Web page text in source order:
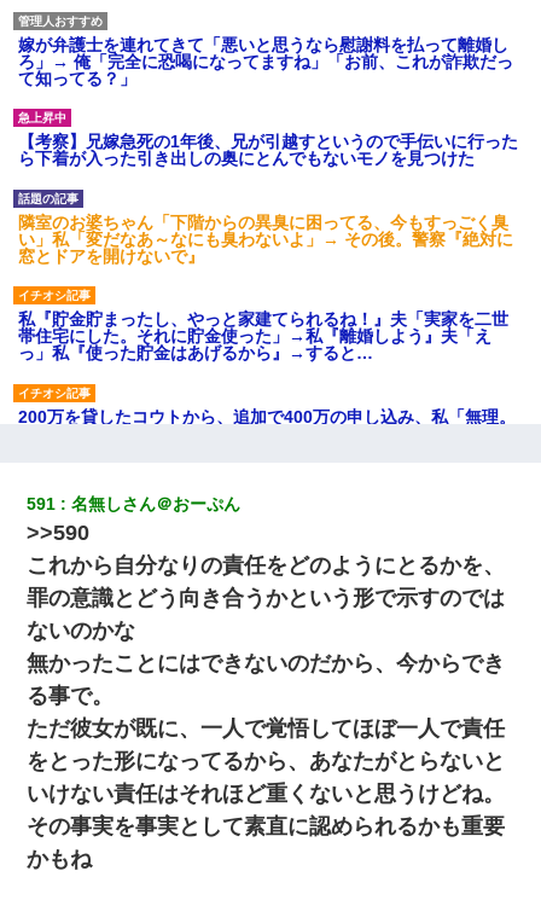
嫁が弁護士を連れてきて「悪いと思うなら慰謝料を払って離婚し
ろ」→ 俺「完全に恐喝になってますね」「お前、これが詐欺だっ
て知ってる？」
【考察】兄嫁急死の1年後、兄が引越すというので手伝いに行った
ら下着が入った引き出しの奥にとんでもないモノを見つけた
隣室のお婆ちゃん「下階からの異臭に困ってる、今もすっごく臭
い」私「変だなあ～なにも臭わないよ」→ その後。警察『絶対に
窓とドアを開けないで』
私『貯金貯まったし、やっと家建てられるね！』夫「実家を二世
帯住宅にした。それに貯金使った」→私『離婚しよう』夫「え
っ」私『使った貯金はあげるから』→すると…
200万を貸したコウトから、追加で400万の申し込み、私「無理。
義兄嫁が義実家で「コロナ陽性だったからこのまま療養させて下
さい」と言い出してド修羅場になった
【衝撃】嫁父の会社に勤続１０年、手取り１４万 → 俺「２２万も
らえる会社から誘われた。転職したい」義父「クビ！（激怒」嫁
「離婚！（激怒」
私が遺産を相続。→それを知った義両親が「旅行代金を出せ！」
「リフォーム費用を負担しろ！」「金の管理は私達がする！」と
浅ましくも集りにきた。
妊娠中に「おいこのブタ女！てめー席譲れ！」と絡まれ腹を殴る
真似された。泣きながら夫に話すと一年後に…
新築の家で。クラクラするくらいの「白粉の匂い」が鼻につくも
591 名無しさん＠おーぷん
>>590
これから自分なりの責任をどのようにとるかを、
罪の意識とどう向き合うかという形で示すのでは
ないのかな
無かったことにはできないのだから、今からでき
る事で。
ただ彼女が既に、一人で覚悟してほぼ一人で責任
をとった形になってるから、あなたがとらないと
いけない責任はそれほど重くないと思うけどね。
その事実を事実として素直に認められるかも重要
かもね